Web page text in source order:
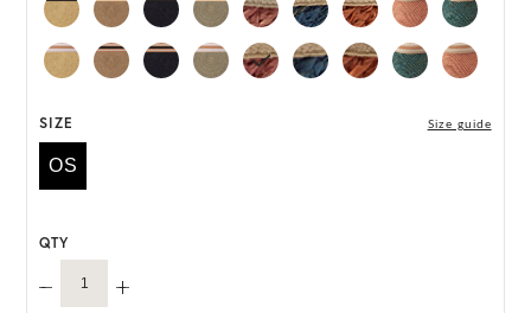
います。
SIZE Size guide
OS
QTY